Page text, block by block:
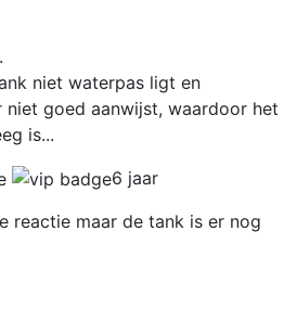
niet waterpas ligt en
goed aanwijst, waardoor het
is...
6 jaar
reactie maar de tank is er nog